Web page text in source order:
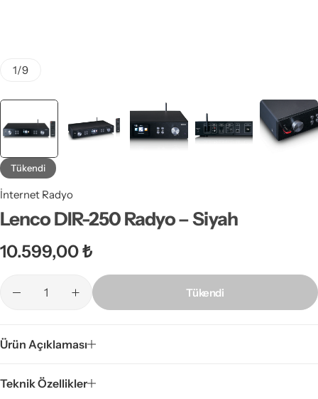
1/9
Tükendi
İnternet Radyo
Lenco DIR-250 Radyo – Siyah
10.599,00₺
Tükendi
Ürün Açıklaması
Teknik Özellikler